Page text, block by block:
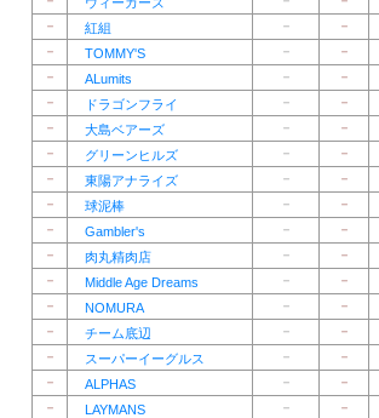
－
紅組 －
－
－
TOMMY'S －
－
－
ALumits －
－
－
ドラゴンフライ －
－
－
大島ベアーズ －
－
－
グリーンヒルズ －
－
－
東陽アナライズ －
－
－
球泥棒 －
－
－
Gambler's －
－
－
肉丸精肉店 －
－
－
Middle Age Dreams －
－
－
NOMURA －
－
－
チーム底辺 －
－
－
スーパーイーグルス －
－
－
ALPHAS －
－
－
LAYMANS －
－